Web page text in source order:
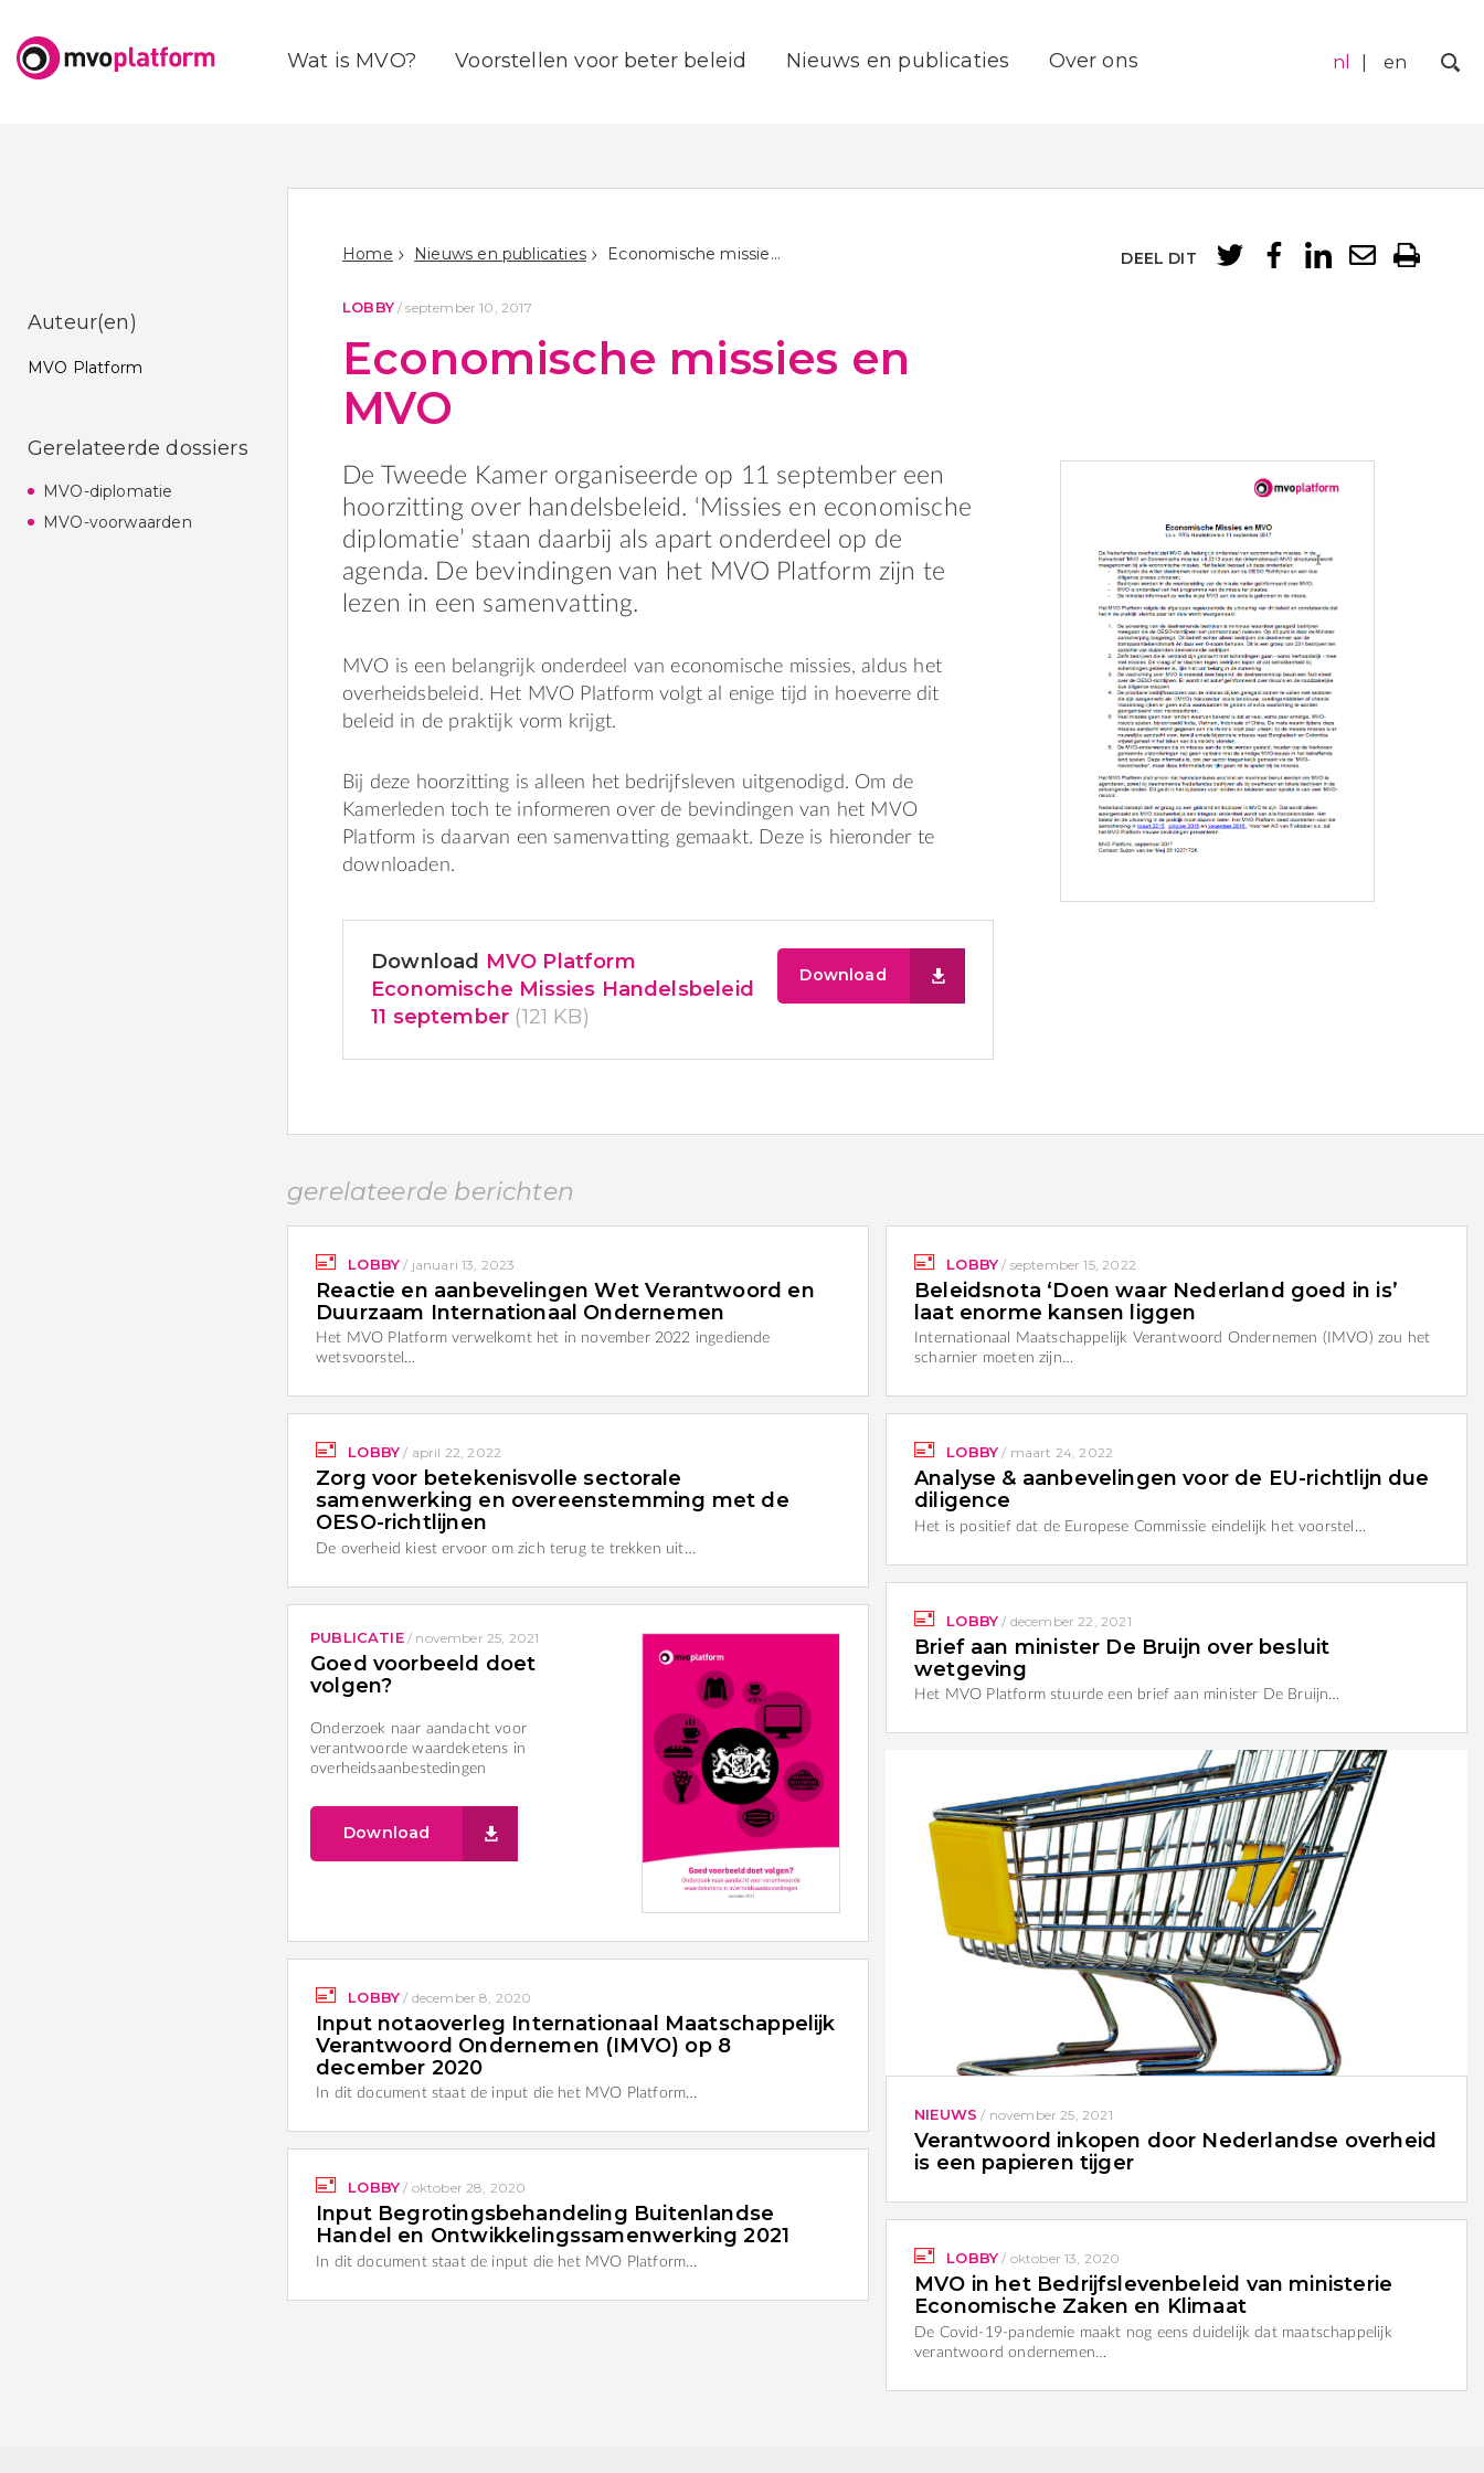
Wat is MVO? Voorstellen voor beter beleid Nieuws en publicaties Over ons nl en
Auteur(en)
MVO Platform
Gerelateerde dossiers
MVO-diplomatie
MVO-voorwaarden
DEEL DIT
Home Nieuws en publicaties Economische missies en MVO
LOBBY/september 10, 2017
Economische missies en
MVO
De Tweede Kamer organiseerde op 11 september een
hoorzitting over handelsbeleid. ‘Missies en economische
diplomatie’ staan daarbij als apart onderdeel op de
agenda. De bevindingen van het MVO Platform zijn te
lezen in een samenvatting.
MVO is een belangrijk onderdeel van economische missies, aldus het
overheidsbeleid. Het MVO Platform volgt al enige tijd in hoeverre dit
beleid in de praktijk vorm krijgt.
Bij deze hoorzitting is alleen het bedrijfsleven uitgenodigd. Om de
Kamerleden toch te informeren over de bevindingen van het MVO
Platform is daarvan een samenvatting gemaakt. Deze is hieronder te
downloaden.
Download MVO Platform
Economische Missies Handelsbeleid
11 september (121 KB)
Download
gerelateerde berichten
LOBBY / januari 13, 2023
Reactie en aanbevelingen Wet Verantwoord en
Duurzaam Internationaal Ondernemen
Het MVO Platform verwelkomt het in november 2022 ingediende
wetsvoorstel…
LOBBY / september 15, 2022
Beleidsnota ‘Doen waar Nederland goed in is’
laat enorme kansen liggen
Internationaal Maatschappelijk Verantwoord Ondernemen (IMVO) zou het
scharnier moeten zijn…
LOBBY / april 22, 2022
Zorg voor betekenisvolle sectorale
samenwerking en overeenstemming met de
OESO-richtlijnen
De overheid kiest ervoor om zich terug te trekken uit…
LOBBY / maart 24, 2022
Analyse & aanbevelingen voor de EU-richtlijn due
diligence
Het is positief dat de Europese Commissie eindelijk het voorstel…
LOBBY / december 22, 2021
Brief aan minister De Bruijn over besluit
wetgeving
Het MVO Platform stuurde een brief aan minister De Bruijn…
PUBLICATIE/ november 25, 2021
Goed voorbeeld doet
volgen?
Onderzoek naar aandacht voor
verantwoorde waardeketens in
overheidsaanbestedingen
Download
NIEUWS / november 25, 2021
Verantwoord inkopen door Nederlandse overheid
is een papieren tijger
LOBBY / december 8, 2020
Input notaoverleg Internationaal Maatschappelijk
Verantwoord Ondernemen (IMVO) op 8
december 2020
In dit document staat de input die het MVO Platform…
LOBBY / oktober 28, 2020
Input Begrotingsbehandeling Buitenlandse
Handel en Ontwikkelingssamenwerking 2021
In dit document staat de input die het MVO Platform… LOBBY / oktober 13, 2020
MVO in het Bedrijfslevenbeleid van ministerie
Economische Zaken en Klimaat
De Covid-19-pandemie maakt nog eens duidelijk dat maatschappelijk
verantwoord ondernemen…